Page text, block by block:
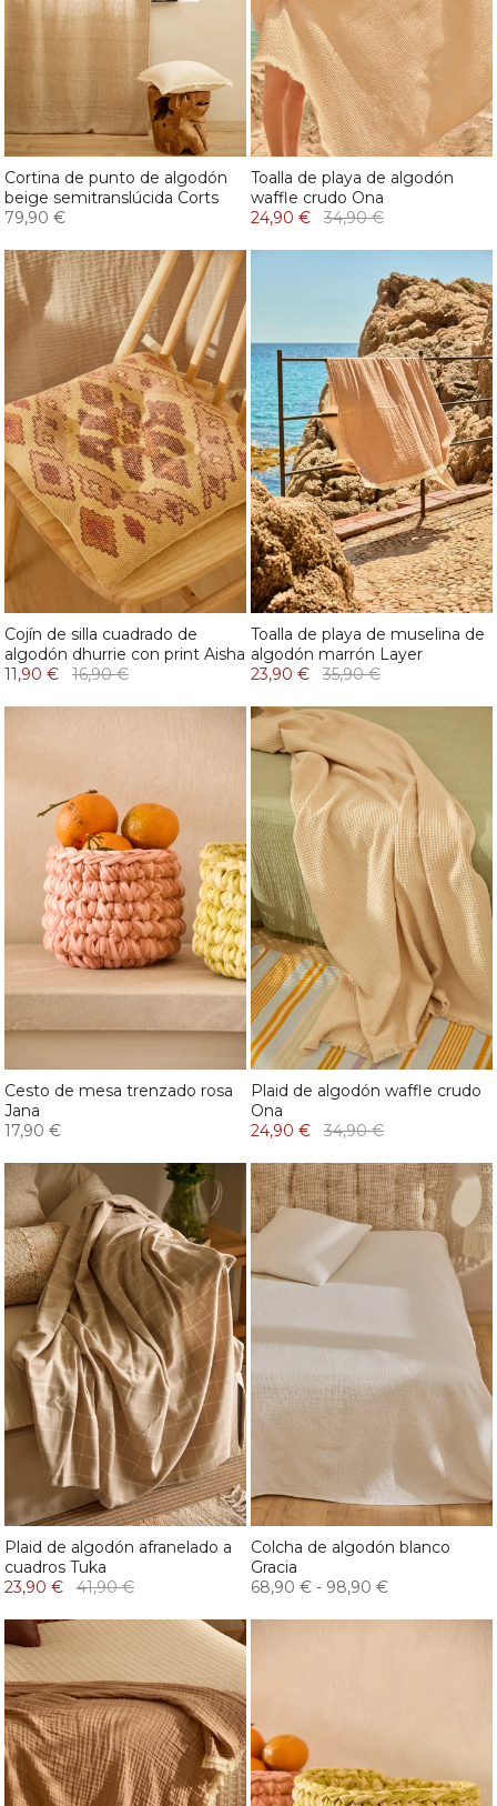
Cortina de punto de algodón
beige semitranslúcida Corts
79,90 €
Toalla de playa de algodón
waffle crudo Ona
24,90 €
34,90 €
Cojín de silla cuadrado de
algodón dhurrie con print Aisha
11,90 €
16,90 €
Toalla de playa de muselina de
algodón marrón Layer
23,90 €
35,90 €
Cesto de mesa trenzado rosa
Jana
17,90 €
Plaid de algodón waffle crudo
Ona
24,90 €
34,90 €
Plaid de algodón afranelado a
cuadros Tuka
23,90 €
41,90 €
Colcha de algodón blanco
Gracia
68,90 € - 98,90 €